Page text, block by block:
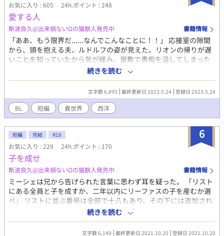
お気に入り : 605 24h.ポイント : 248
愛する人
斯波良久@出来損ないΩの猫獣人発売中 書籍情報
「ああ、もう限界だ......なんでこんなことに！！」 応接室の隙間
から、頭を抱える夫、ルドルフの姿が見えた。リオンの帰りが遅
いことを知っていたから気が緩み、屋敷で愚痴を溢してしまった
のだろう。 三年前、ルドルフの家からの申し出により、リオンは
彼と政略的な婚姻関係を結んだ。けれどルドルフには愛する男性
がいたのだ。 『限界』という言葉に悩んだリオンはやがてひとつ
の決断をする。
続きを読む
文字数 6,895 最終更新日 2023.5.24 登録日 2023.5.24
BL 短編 異世界 西洋
6
短編 完結 R18
お気に入り : 229 24h.ポイント : 170
子を成せ
斯波良久@出来損ないΩの猫獣人発売中 書籍情報
ミーシェは兄から告げられた言葉に思わず耳を疑った。 「リスト
にある全員と子を成すか、二年以内にリーファスの子を産むか選
べ」 リストに並ぶ番号は全部で十八もあり、その下には追加され
る可能性がある名前が続いている。これは孕み腹として生きろと
いう命令を下されたに等しかった。もう一つの話だって、譲歩し
続きを読む
文字数 6,149 最終更新日 2021.10.20 登録日 2021.10.20